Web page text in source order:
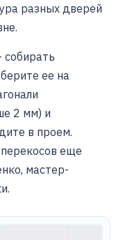
разных дверей
собирать
ее на
2 мм) и
в проем.
еще
мастер-